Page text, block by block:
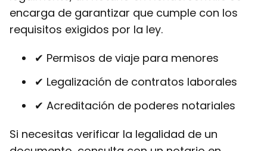
encarga de garantizar que cumple con los
requisitos exigidos por la ley.
✔ Permisos de viaje para menores
✔ Legalización de contratos laborales
✔ Acreditación de poderes notariales
Si necesitas verificar la legalidad de un